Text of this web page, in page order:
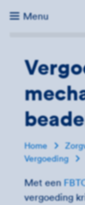
Menu
Direct naar...
Home
Vergoeding
Met een
vergoeding